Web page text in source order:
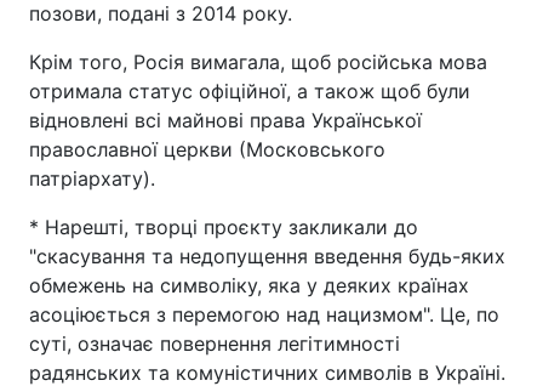
позови, подані з 2014 року.
Крім того, Росія вимагала, щоб російська мова
отримала статус офіційної, а також щоб були
відновлені всі майнові права Української
православної церкви (Московського
патріархату).
* Нарешті, творці проєкту закликали до
"скасування та недопущення введення будь-яких
обмежень на символіку, яка у деяких країнах
асоціюється з перемогою над нацизмом". Це, по
суті, означає повернення легітимності
радянських та комуністичних символів в Україні.